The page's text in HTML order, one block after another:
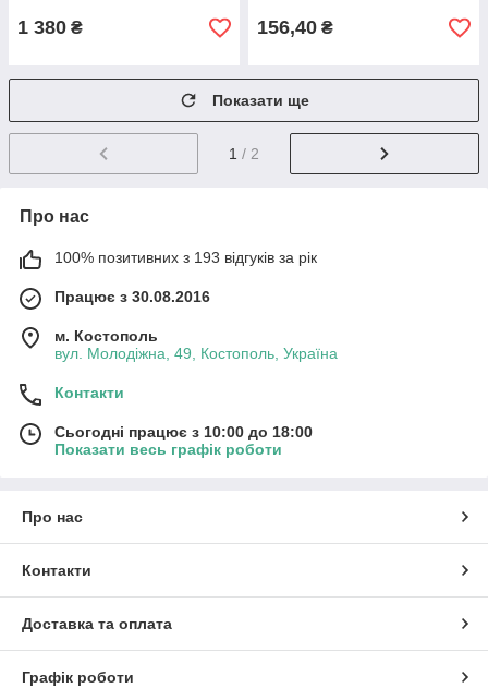
1 380 ₴ 156,40 ₴
Показати ще
1 / 2
Про нас
100% позитивних з 193 відгуків за рік
Працює з 30.08.2016
м. Костополь
вул. Молодіжна, 49, Костополь, Україна
Контакти
Сьогодні працює з 10:00 до 18:00
Показати весь графік роботи
Про нас
Контакти
Доставка та оплата
Графік роботи